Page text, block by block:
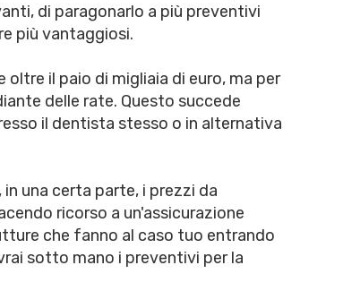
di paragonarlo a più preventivi
più vantaggiosi.
il paio di migliaia di euro, ma per
delle rate. Questo succede
il dentista stesso o in alternativa
una certa parte, i prezzi da
ricorso a un'assicurazione
che fanno al caso tuo entrando
sotto mano i preventivi per la